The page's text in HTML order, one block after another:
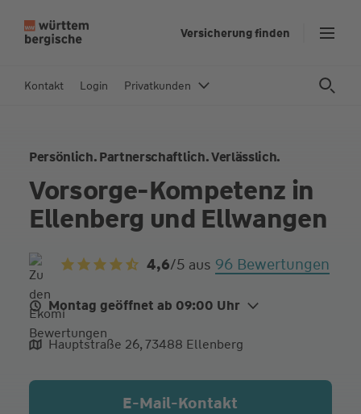
In
Versicherung finden
Kontakt Login Privatkunden
Persönlich. Partnerschaftlich. Verlässlich.
Vorsorge-Kompetenz in
Ellenberg und Ellwangen
4,6/5 aus 96 Bewertungen
Montag geöffnet ab 09:00 Uhr
Mo.
09:00 - 12:00
14:00 - 17:00
Hauptstraße 26, 73488 Ellenberg
E-Mail-Kontakt